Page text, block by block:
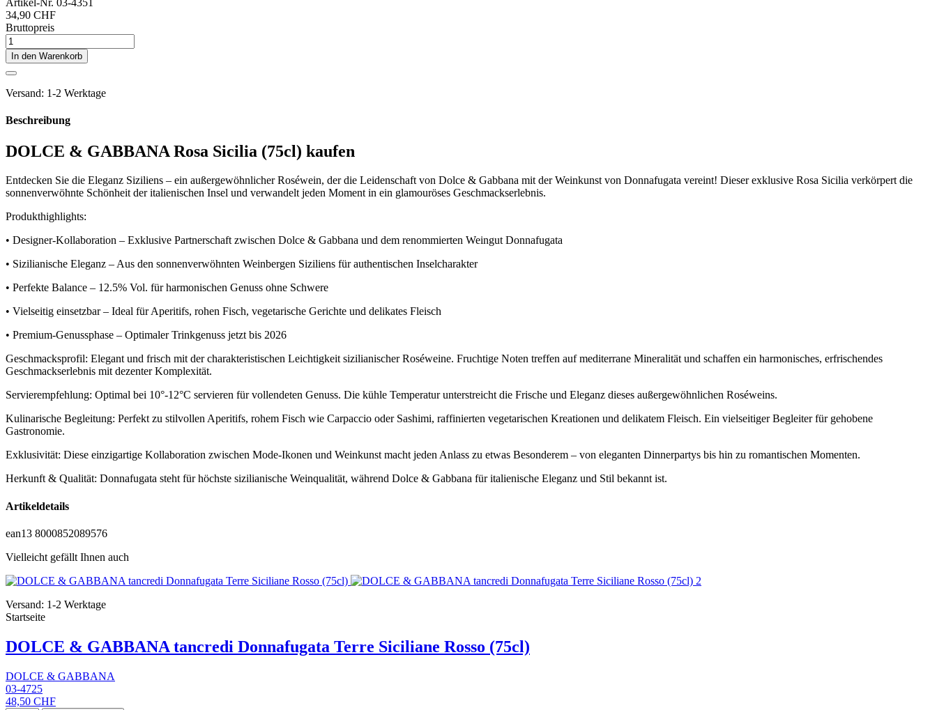
Artikel-Nr. 03-4351
34,90 CHF
Bruttopreis
In den Warenkorb
Versand: 1-2 Werktage
Beschreibung
DOLCE & GABBANA Rosa Sicilia (75cl) kaufen
Entdecken Sie die Eleganz Siziliens – ein außergewöhnlicher Roséwein, der die Leidenschaft von Dolce & Gabbana mit der Weinkunst von Donnafugata vereint! Dieser exklusive Rosa Sicilia verkörpert die
sonnenverwöhnte Schönheit der italienischen Insel und verwandelt jeden Moment in ein glamouröses Geschmackserlebnis.
Produkthighlights:
• Designer-Kollaboration – Exklusive Partnerschaft zwischen Dolce & Gabbana und dem renommierten Weingut Donnafugata
• Sizilianische Eleganz – Aus den sonnenverwöhnten Weinbergen Siziliens für authentischen Inselcharakter
• Perfekte Balance – 12.5% Vol. für harmonischen Genuss ohne Schwere
• Vielseitig einsetzbar – Ideal für Aperitifs, rohen Fisch, vegetarische Gerichte und delikates Fleisch
• Premium-Genussphase – Optimaler Trinkgenuss jetzt bis 2026
Geschmacksprofil: Elegant und frisch mit der charakteristischen Leichtigkeit sizilianischer Roséweine. Fruchtige Noten treffen auf mediterrane Mineralität und schaffen ein harmonisches, erfrischendes
Geschmackserlebnis mit dezenter Komplexität.
Servierempfehlung: Optimal bei 10°-12°C servieren für vollendeten Genuss. Die kühle Temperatur unterstreicht die Frische und Eleganz dieses außergewöhnlichen Roséweins.
Kulinarische Begleitung: Perfekt zu stilvollen Aperitifs, rohem Fisch wie Carpaccio oder Sashimi, raffinierten vegetarischen Kreationen und delikatem Fleisch. Ein vielseitiger Begleiter für gehobene
Gastronomie.
Exklusivität: Diese einzigartige Kollaboration zwischen Mode-Ikonen und Weinkunst macht jeden Anlass zu etwas Besonderem – von eleganten Dinnerpartys bis hin zu romantischen Momenten.
Herkunft & Qualität: Donnafugata steht für höchste sizilianische Weinqualität, während Dolce & Gabbana für italienische Eleganz und Stil bekannt ist.
Artikeldetails
ean13 8000852089576
Vielleicht gefällt Ihnen auch
Versand: 1-2 Werktage
Startseite
DOLCE & GABBANA tancredi Donnafugata Terre Siciliane Rosso (75cl)
DOLCE & GABBANA
03-4725
48,50 CHF